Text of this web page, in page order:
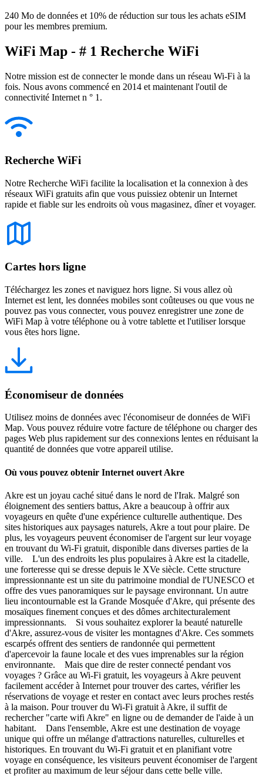
240 Mo de données et 10% de réduction sur tous les achats eSIM
pour les membres premium.
WiFi Map - # 1 Recherche WiFi
Notre mission est de connecter le monde dans un réseau Wi-Fi à la
fois. Nous avons commencé en 2014 et maintenant l'outil de
connectivité Internet n ° 1.
Recherche WiFi
Notre Recherche WiFi facilite la localisation et la connexion à des
réseaux WiFi gratuits afin que vous puissiez obtenir un Internet
rapide et fiable sur les endroits où vous magasinez, dîner et voyager.
Cartes hors ligne
Téléchargez les zones et naviguez hors ligne. Si vous allez où
Internet est lent, les données mobiles sont coûteuses ou que vous ne
pouvez pas vous connecter, vous pouvez enregistrer une zone de
WiFi Map à votre téléphone ou à votre tablette et l'utiliser lorsque
vous êtes hors ligne.
Économiseur de données
Utilisez moins de données avec l'économiseur de données de WiFi
Map. Vous pouvez réduire votre facture de téléphone ou charger des
pages Web plus rapidement sur des connexions lentes en réduisant la
quantité de données que votre appareil utilise.
Où vous pouvez obtenir Internet ouvert Akre
Akre est un joyau caché situé dans le nord de l'Irak. Malgré son
éloignement des sentiers battus, Akre a beaucoup à offrir aux
voyageurs en quête d'une expérience culturelle authentique. Des
sites historiques aux paysages naturels, Akre a tout pour plaire. De
plus, les voyageurs peuvent économiser de l'argent sur leur voyage
en trouvant du Wi-Fi gratuit, disponible dans diverses parties de la
ville. L'un des endroits les plus populaires à Akre est la citadelle,
une forteresse qui se dresse depuis le XVe siècle. Cette structure
impressionnante est un site du patrimoine mondial de l'UNESCO et
offre des vues panoramiques sur le paysage environnant. Un autre
lieu incontournable est la Grande Mosquée d'Akre, qui présente des
mosaïques finement conçues et des dômes architecturalement
impressionnants. Si vous souhaitez explorer la beauté naturelle
d'Akre, assurez-vous de visiter les montagnes d'Akre. Ces sommets
escarpés offrent des sentiers de randonnée qui permettent
d'apercevoir la faune locale et des vues imprenables sur la région
environnante. Mais que dire de rester connecté pendant vos
voyages ? Grâce au Wi-Fi gratuit, les voyageurs à Akre peuvent
facilement accéder à Internet pour trouver des cartes, vérifier les
réservations de voyage et rester en contact avec leurs proches restés
à la maison. Pour trouver du Wi-Fi gratuit à Akre, il suffit de
rechercher "carte wifi Akre" en ligne ou de demander de l'aide à un
habitant. Dans l'ensemble, Akre est une destination de voyage
unique qui offre un mélange d'attractions naturelles, culturelles et
historiques. En trouvant du Wi-Fi gratuit et en planifiant votre
voyage en conséquence, les visiteurs peuvent économiser de l'argent
et profiter au maximum de leur séjour dans cette belle ville.